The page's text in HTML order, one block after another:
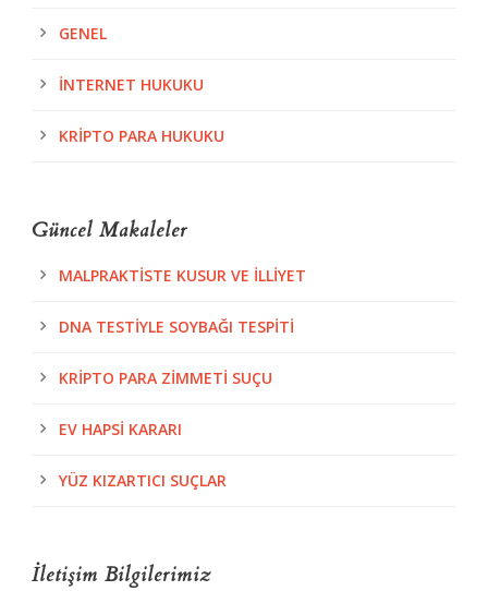
GENEL
İNTERNET HUKUKU
KRIPTO PARA HUKUKU
Güncel Makaleler
MALPRAKTISTE KUSUR VE İLLIYET
DNA TESTIYLE SOYBAĞI TESPITI
KRIPTO PARA ZIMMETI SUÇU
EV HAPSI KARARI
YÜZ KIZARTICI SUÇLAR
İletişim Bilgilerimiz